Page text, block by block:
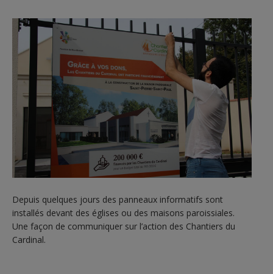
Depuis quelques jours des panneaux informatifs sont
installés devant des églises ou des maisons paroissiales.
Une façon de communiquer sur l’action des Chantiers du
Cardinal.